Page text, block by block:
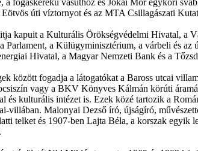
a fogaskerekű vasúthoz és Jókai Mór egykori
úti víztornyot és az MTA Csillagászati
kapuit a Kulturális Örökségvédelmi Hivatal, a
Parlament, a Külügyminisztérium, a várbeli és az
Hivatal, a Magyar Nemzeti Bank és a
között fogadja a látogatókat a Baross utcai
vagy a BKV Könyves Kálmán körúti
és kulturális intézet is. Ezek közé tartozik a
villában. Malonyai Dezső író, újságíró,
telket és 1907-ben Lajta Béla, a korszak egyik